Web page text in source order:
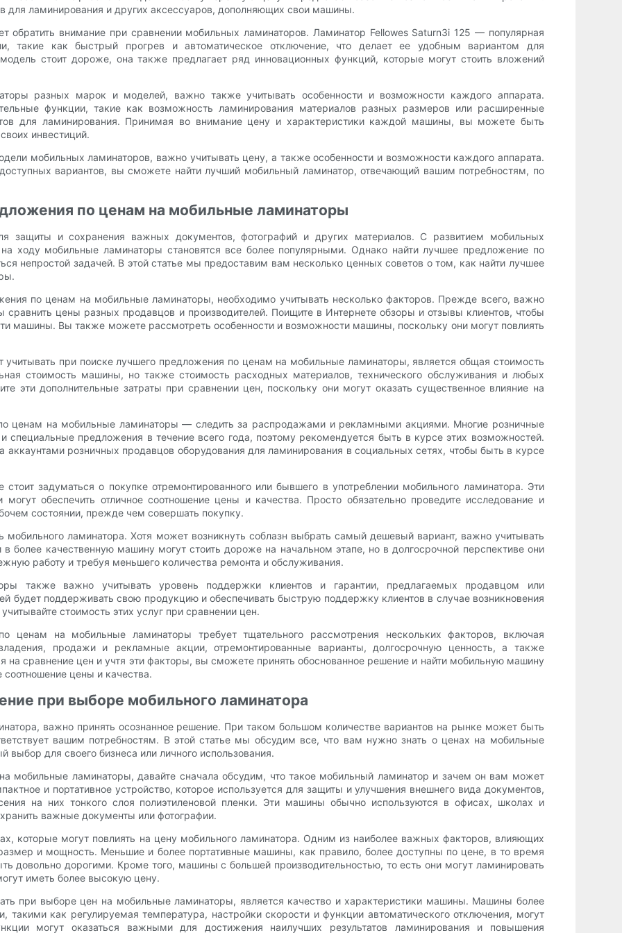
для ламинирования и других аксессуаров, дополняющих свои машины.
внимание при сравнении мобильных ламинаторов. Ламинатор Fellowes Saturn3i 125 — популярная
такие как быстрый прогрев и автоматическое отключение, что делает ее удобным вариантом для
стоит дороже, она также предлагает ряд инновационных функций, которые могут стоить вложений
разных марок и моделей, важно также учитывать особенности и возможности каждого аппарата.
функции, такие как возможность ламинирования материалов разных размеров или расширенные
для ламинирования. Принимая во внимание цену и характеристики каждой машины, вы можете быть
инвестиций.
мобильных ламинаторов, важно учитывать цену, а также особенности и возможности каждого аппарата.
вариантов, вы сможете найти лучший мобильный ламинатор, отвечающий вашим потребностям, по
по ценам на мобильные ламинаторы
защиты и сохранения важных документов, фотографий и других материалов. С развитием мобильных
ходу мобильные ламинаторы становятся все более популярными. Однако найти лучшее предложение по
непростой задачей. В этой статье мы предоставим вам несколько ценных советов о том, как найти лучшее
по ценам на мобильные ламинаторы, необходимо учитывать несколько факторов. Прежде всего, важно
сравнить цены разных продавцов и производителей. Поищите в Интернете обзоры и отзывы клиентов, чтобы
машины. Вы также можете рассмотреть особенности и возможности машины, поскольку они могут повлиять
при поиске лучшего предложения по ценам на мобильные ламинаторы, является общая стоимость
стоимость машины, но также стоимость расходных материалов, технического обслуживания и любых
эти дополнительные затраты при сравнении цен, поскольку они могут оказать существенное влияние на
ценам на мобильные ламинаторы — следить за распродажами и рекламными акциями. Многие розничные
специальные предложения в течение всего года, поэтому рекомендуется быть в курсе этих возможностей.
аккаунтами розничных продавцов оборудования для ламинирования в социальных сетях, чтобы быть в курсе
задуматься о покупке отремонтированного или бывшего в употреблении мобильного ламинатора. Эти
обеспечить отличное соотношение цены и качества. Просто обязательно проведите исследование и
состоянии, прежде чем совершать покупку.
ламинатора. Хотя может возникнуть соблазн выбрать самый дешевый вариант, важно учитывать
более качественную машину могут стоить дороже на начальном этапе, но в долгосрочной перспективе они
работу и требуя меньшего количества ремонта и обслуживания.
также важно учитывать уровень поддержки клиентов и гарантии, предлагаемых продавцом или
будет поддерживать свою продукцию и обеспечивать быструю поддержку клиентов в случае возникновения
стоимость этих услуг при сравнении цен.
ценам на мобильные ламинаторы требует тщательного рассмотрения нескольких факторов, включая
продажи и рекламные акции, отремонтированные варианты, долгосрочную ценность, а также
на сравнение цен и учтя эти факторы, вы сможете принять обоснованное решение и найти мобильную машину
соотношение цены и качества.
при выборе мобильного ламинатора
важно принять осознанное решение. При таком большом количестве вариантов на рынке может быть
вашим потребностям. В этой статье мы обсудим все, что вам нужно знать о ценах на мобильные
для своего бизнеса или личного использования.
мобильные ламинаторы, давайте сначала обсудим, что такое мобильный ламинатор и зачем он вам может
и портативное устройство, которое используется для защиты и улучшения внешнего вида документов,
на них тонкого слоя полиэтиленовой пленки. Эти машины обычно используются в офисах, школах и
важные документы или фотографии.
которые могут повлиять на цену мобильного ламинатора. Одним из наиболее важных факторов, влияющих
и мощность. Меньшие и более портативные машины, как правило, более доступны по цене, в то время
дорогими. Кроме того, машины с большей производительностью, то есть они могут ламинировать
иметь более высокую цену.
при выборе цен на мобильные ламинаторы, является качество и характеристики машины. Машины более
как регулируемая температура, настройки скорости и функции автоматического отключения, могут
могут оказаться важными для достижения наилучших результатов ламинирования и повышения